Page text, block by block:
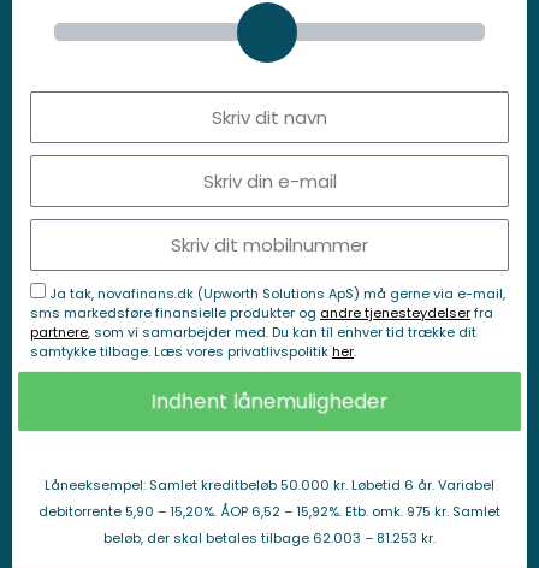
Ja tak, novafinans.dk (Upworth Solutions ApS) må gerne via e-mail,
sms markedsføre finansielle produkter og andre tjenesteydelserfra
partnere, som vi samarbejder med. Du kan til enhver tid trække dit
samtykke tilbage. Læs vores privatlivspolitikher.
Indhent lånemuligheder
Låneeksempel: Samlet kreditbeløb 50.000 kr. Løbetid 6 år. Variabel
debitorrente 5,90 – 15,20%. ÅOP 6,52 – 15,92%. Etb. omk. 975 kr. Samlet
beløb, der skal betales tilbage 62.003 – 81.253 kr.